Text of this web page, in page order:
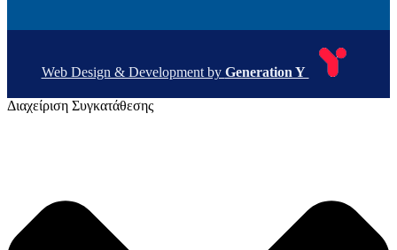
Web Design & Development by Generation Y
Διαχείριση Συγκατάθεσης